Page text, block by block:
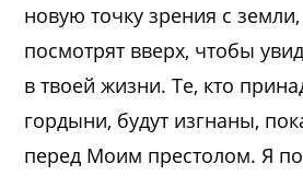
новую точку зрения с
посмотрят вверх, чтобы
в твоей жизни. Те, кто
гордыни, будут изгнаны,
перед Моим престолом. Я